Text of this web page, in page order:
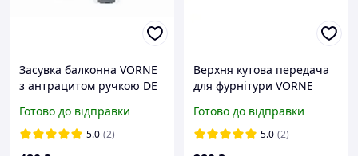
Засувка балконна VORNE
з антрацитом ручкою DE
Готово до відправки
5.0 (2)
Верхня кутова передача
для фурнітури VORNE
Готово до відправки
5.0 (2)